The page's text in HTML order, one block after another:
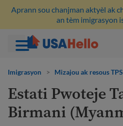
nan
Aprann sou chanjman aktyèl ak
an tèm imigrasyon
Imigrasyon > Mizajou ak resous
Estati Pwoteje
Birmani